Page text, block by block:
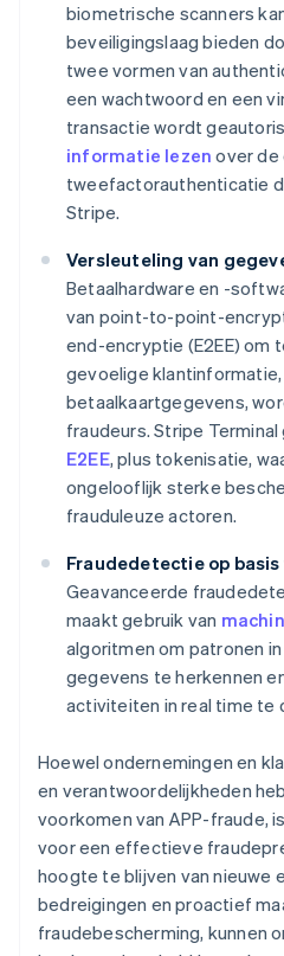
biometrische scanners
beveiligingslaag bieden
twee vormen van
een wachtwoord en een
transactie wordt
informatie lezen over de
tweefactorauthenticatie
Stripe.
Versleuteling van
Betaalhardware en -
van point-to-point-
end-encryptie (E2EE) om
gevoelige klantinformatie,
betaalkaartgegevens,
fraudeurs. Stripe
E2EE, plus tokenisatie,
ongelooflijk sterke
frauduleuze actoren.
Fraudedetectie op basis
Geavanceerde
maakt gebruik van
algoritmen om patronen
gegevens te herkennen
activiteiten in real time te
Hoewel ondernemingen en
en verantwoordelijkheden
voorkomen van APP-fraude,
voor een effectieve
hoogte te blijven van nieuwe
bedreigingen en proactief
fraudebescherming, kunnen
Australië